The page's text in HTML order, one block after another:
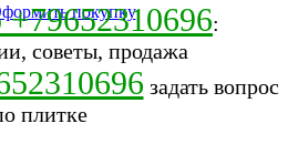
покупку
:
советы, продажа
задать вопрос
плитке